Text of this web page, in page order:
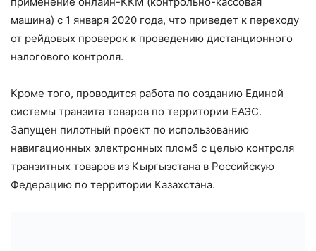
машина) с 1 января 2020 года, что приведет к переходу
от рейдовых проверок к проведению дистанционного
налогового контроля.
Кроме того, проводится работа по созданию Единой
системы транзита товаров по территории ЕАЭС.
Запущен пилотный проект по использованию
навигационных электронных пломб с целью контроля
транзитных товаров из Кыргызстана в Российскую
Федерацию по территории Казахстана.